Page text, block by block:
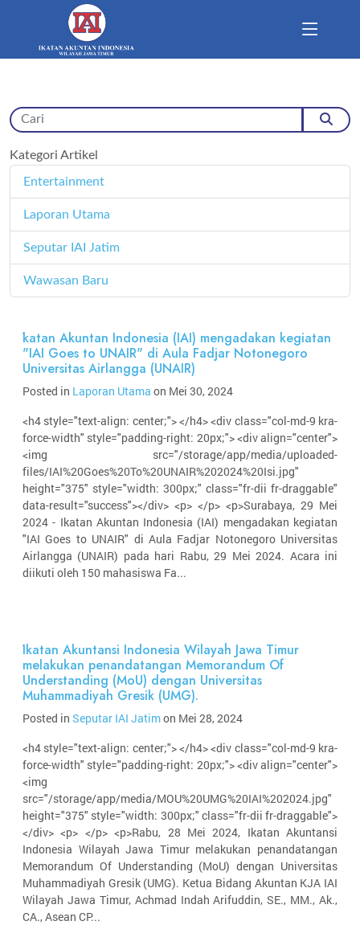
Kategori Artikel
Entertainment
Laporan Utama
Seputar IAI Jatim
Wawasan Baru
katan Akuntan Indonesia (IAI) mengadakan kegiatan
"IAI Goes to UNAIR" di Aula Fadjar Notonegoro
Universitas Airlangga (UNAIR)
Posted in Laporan Utama on Mei 30, 2024
<h4 style="text-align: center;"> </h4> <div class="col-md-9 kra-
force-width" style="padding-right: 20px;"> <div align="center">
<img src="/storage/app/media/uploaded-
files/IAI%20Goes%20To%20UNAIR%202024%20Isi.jpg"
height="375" style="width: 300px;" class="fr-dii fr-draggable"
data-result="success"></div> <p> </p> <p>Surabaya, 29 Mei
2024 - Ikatan Akuntan Indonesia (IAI) mengadakan kegiatan
"IAI Goes to UNAIR" di Aula Fadjar Notonegoro Universitas
Airlangga (UNAIR) pada hari Rabu, 29 Mei 2024. Acara ini
diikuti oleh 150 mahasiswa Fa...
Ikatan Akuntansi Indonesia Wilayah Jawa Timur
melakukan penandatangan Memorandum Of
Understanding (MoU) dengan Universitas
Muhammadiyah Gresik (UMG).
Posted in Seputar IAI Jatimon Mei 28, 2024
<h4 style="text-align: center;"> </h4> <div class="col-md-9 kra-
force-width" style="padding-right: 20px;"> <div align="center">
<img
src="/storage/app/media/MOU%20UMG%20IAI%202024.jpg"
height="375" style="width: 300px;" class="fr-dii fr-draggable">
</div> <p> </p> <p>Rabu, 28 Mei 2024, Ikatan Akuntansi
Indonesia Wilayah Jawa Timur melakukan penandatangan
Memorandum Of Understanding (MoU) dengan Universitas
Muhammadiyah Gresik (UMG). Ketua Bidang Akuntan KJA IAI
Wilayah Jawa Timur, Achmad Indah Arifuddin, SE., MM., Ak.,
CA., Asean CP...